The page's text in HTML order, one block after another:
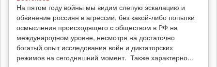
На пятом году войны мы видим слепую эскалацию и
обвинение россиян в агрессии, без какой-либо попытки
осмысления происходящего с обществом в РФ на
международном уровне, несмотря на достаточно
богатый опыт исследования войн и диктаторских
режимов на сегодняшний момент. Также характерно...